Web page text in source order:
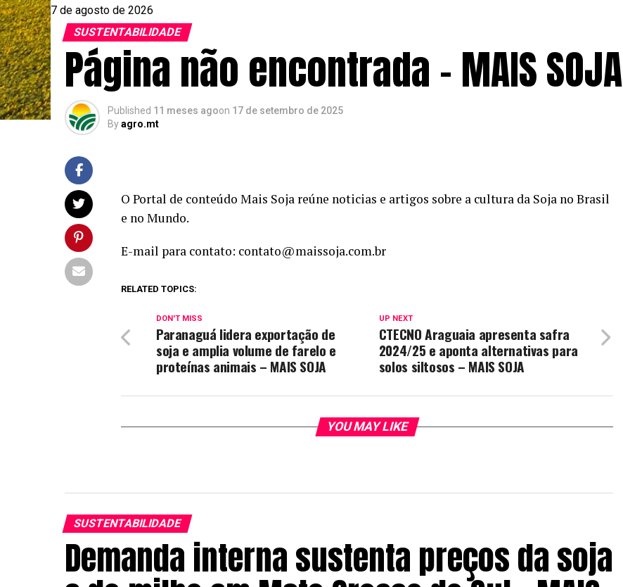
7 de agosto de 2026
SUSTENTABILIDADE
Página não encontrada – MAIS SOJA
Published 11 meses agoon 17 de setembro de 2025
Byagro.mt
O Portal de conteúdo Mais Soja reúne noticias e artigos sobre a cultura da Soja no Brasil
e no Mundo.
E-mail para contato: contato@maissoja.com.br
RELATED TOPICS:
UP NEXT
CTECNO Araguaia apresenta safra
2024/25 e aponta alternativas para
solos siltosos – MAIS SOJA
DON'T MISS
Paranaguá lidera exportação de
soja e amplia volume de farelo e
proteínas animais – MAIS SOJA
YOU MAY LIKE
SUSTENTABILIDADE
Demanda interna sustenta preços da soja